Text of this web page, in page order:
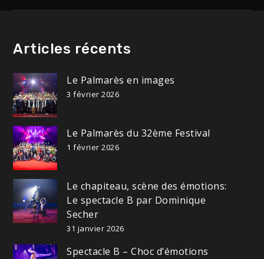
Articles récents
Le Palmarès en images
3 février 2026
Le Palmarès du 32ème Festival
1 février 2026
Le chapiteau, scène des émotions:
Le spectacle B par Dominique
Secher
31 janvier 2026
Spectacle B – Choc d’émotions